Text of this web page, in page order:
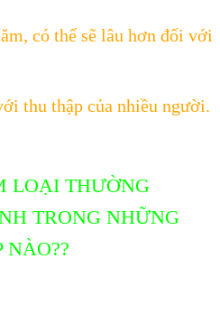
có thể sẽ lâu hơn đối với
thu thập của nhiều người.
LOẠI THƯỜNG
TRONG NHỮNG
NÀO??